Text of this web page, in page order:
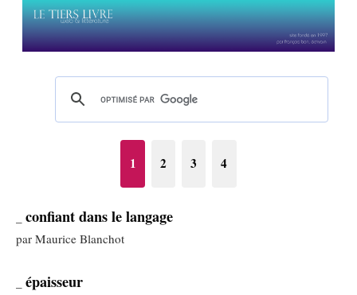
1 2 3 4
confiant dans le langage
par Maurice Blanchot
épaisseur